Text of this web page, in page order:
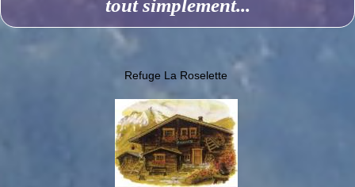
tout simplement...
Refuge La Roselette